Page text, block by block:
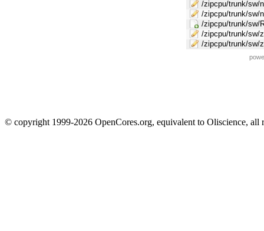
/zipcpu/trunk/sw/
/zipcpu/trunk/sw/
/zipcpu/trunk/sw/
/zipcpu/trunk/sw/
/zipcpu/trunk/sw/
© copyright 1999-2026 OpenCores.org, equivalent to Oliscience, all